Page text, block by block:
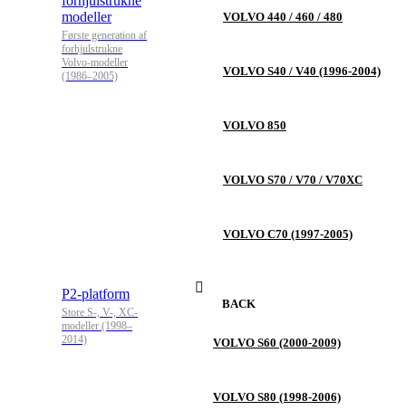
modeller
Første generation af
forhjulstrukne
Volvo-modeller
(1986–2005)
VOLVO 440 / 460 / 480
VOLVO S40 / V40 (1996-2004)
VOLVO 850
VOLVO S70 / V70 / V70XC
VOLVO C70 (1997-2005)
P2-platform
Store S-, V-, XC-
modeller (1998–
2014)
BACK
VOLVO S60 (2000-2009)
VOLVO S80 (1998-2006)